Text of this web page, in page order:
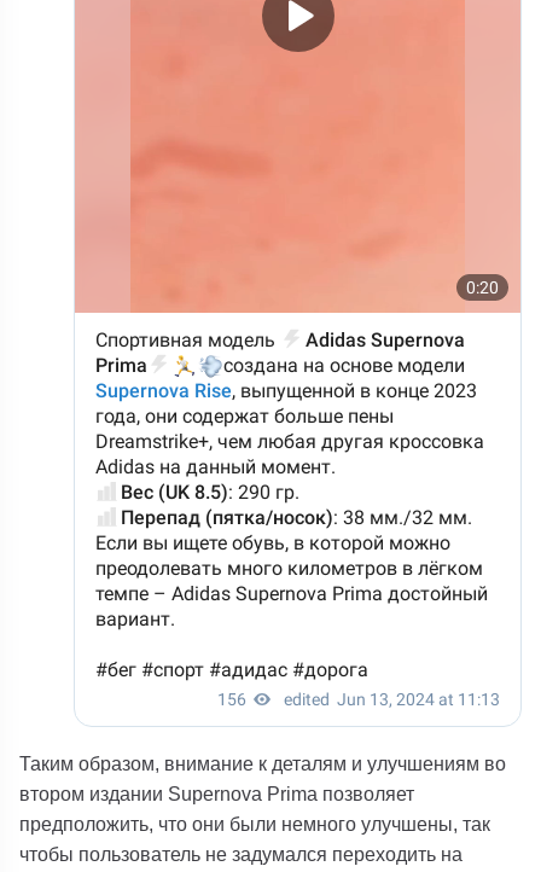
Таким образом, внимание к деталям и улучшениям во
втором издании Supernova Prima позволяет
предположить, что они были немного улучшены, так
чтобы пользователь не задумался переходить на